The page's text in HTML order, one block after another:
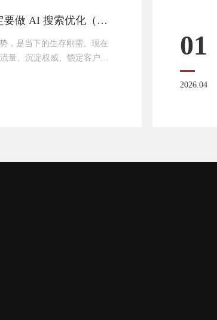
2026 年为什么一定要做 AI 搜索优化（GEO）？现在不做，以后更难做！
，是当下的生存刚需。现在
量、沉淀权威、锁定客户；
01
2026.04